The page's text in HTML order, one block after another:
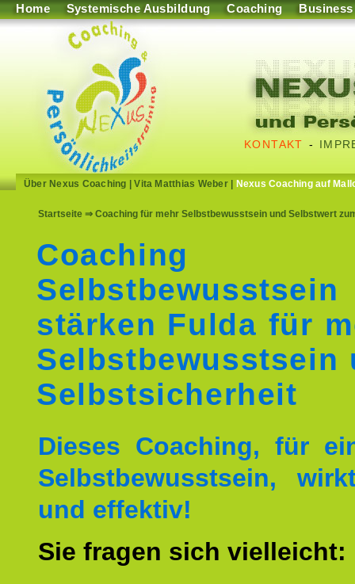
Home Systemische Ausbildung Coaching Business
KONTAKT -
Über Nexus Coaching |Vita Matthias Weber| Nexus Coaching auf
Startseite ⇒ Coaching für mehr Selbstbewusstsein und Selbstwert
Coaching
Selbstbewusstsein
stärken Fulda für
Selbstbewusstsein
Selbstsicherheit
Dieses Coaching, für
Selbstbewusstsein,
und effektiv!
Sie fragen sich vielleicht: